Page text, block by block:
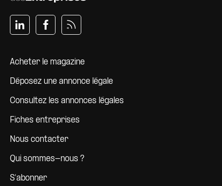
Pied de page
Acheter le magazine
Déposez une annonce légale
Consultez les annonces légales
Fiches entreprises
Nous contacter
Qui sommes-nous ?
S'abonner